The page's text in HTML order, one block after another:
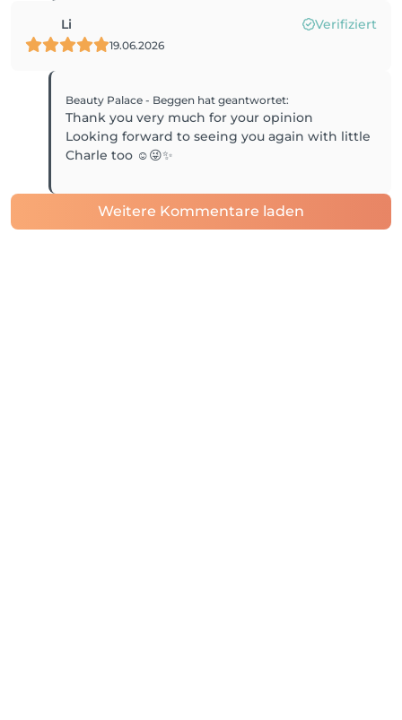
Li Verifiziert
19.06.2026
Beauty Palace - Beggen hat geantwortet:
Thank you very much for your opinion
Looking forward to seeing you again with little
Charle too ☺️😜✨
Weitere Kommentare laden